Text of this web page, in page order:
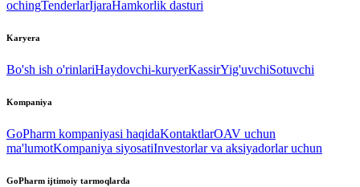
ochingTenderlarIjaraHamkorlik dasturi
Karyera
Bo'sh ish o'rinlariHaydovchi-kuryerKassirYig'uvchiSotuvchi
Kompaniya
GoPharm kompaniyasi haqidaKontaktlarOAV uchun
ma'lumotKompaniya siyosatiInvestorlar va aksiyadorlar uchun
GoPharm ijtimoiy tarmoqlarda